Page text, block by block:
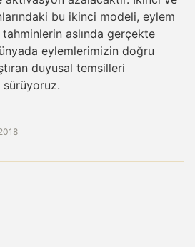
bu ikinci modeli, eylem
tahminlerin aslında gerçekte
eylemlerimizin doğru
duyusal temsilleri